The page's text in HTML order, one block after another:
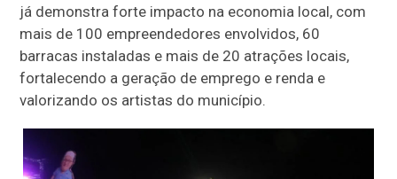
já demonstra forte impacto na economia local, com
mais de 100 empreendedores envolvidos, 60
barracas instaladas e mais de 20 atrações locais,
fortalecendo a geração de emprego e renda e
valorizando os artistas do município.